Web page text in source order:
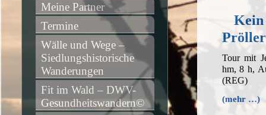
Kein
Pröller
Tour mit
hm, 8 h,
(REG)
(mehr …)
Meine Partner
Termine
Wälle und Wege –
Siedlungshistorische
Wanderungen
Fit im Wald – DWV-
Gesundheitswandern©